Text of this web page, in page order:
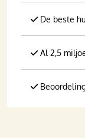
De beste
Al 2,5